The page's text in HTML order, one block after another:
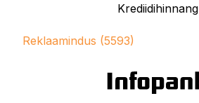
Krediidihinnang